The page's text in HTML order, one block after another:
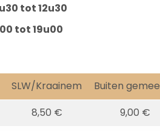
tot 12u30
tot 19u00
SLW/Kraainem
Buiten
8,50 €
9,00 €